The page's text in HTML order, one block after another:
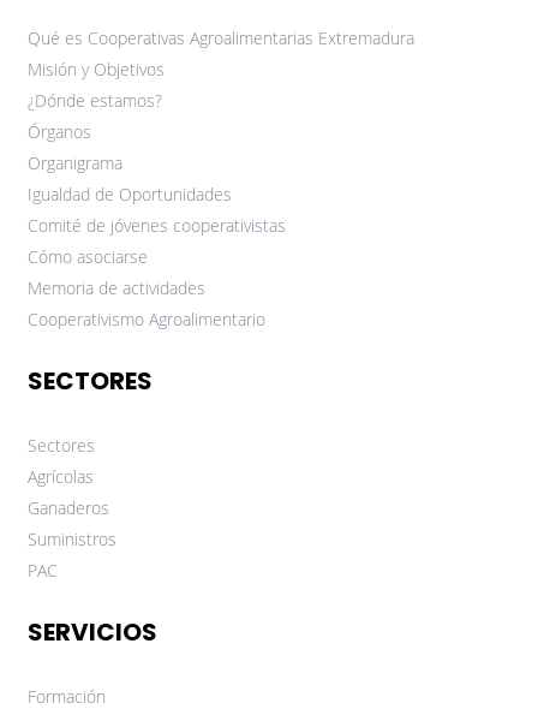
Qué es Cooperativas Agroalimentarias Extremadura
Misión y Objetivos
¿Dónde estamos?
Órganos
Organigrama
Igualdad de Oportunidades
Comité de jóvenes cooperativistas
Cómo asociarse
Memoria de actividades
Cooperativismo Agroalimentario
SECTORES
Sectores
Agrícolas
Ganaderos
Suministros
PAC
SERVICIOS
Formación